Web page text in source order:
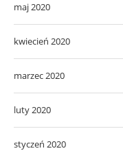
maj 2020
kwiecień 2020
marzec 2020
luty 2020
styczeń 2020